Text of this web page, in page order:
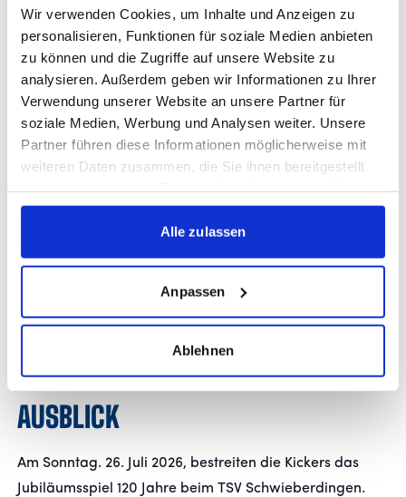
Wir verwenden Cookies, um Inhalte und Anzeigen zu
personalisieren, Funktionen für soziale Medien anbieten
zu können und die Zugriffe auf unsere Website zu
analysieren. Außerdem geben wir Informationen zu Ihrer
Verwendung unserer Website an unsere Partner für
soziale Medien, Werbung und Analysen weiter. Unsere
Partner führen diese Informationen möglicherweise mit
weiteren Daten zusammen, die Sie ihnen bereitgestellt
gesammelt haben.
Alle zulassen
Anpassen
Ablehnen
kein Beinbruch. Wichtig war, heute nochmal alle Junge
soweit es ging zum Einsatz zu bringen. Und nochmal
wichtige Schlüsse aus diesem Spiel zu ziehen.“
AUFSTELLUNG
Stuttgarter Kickers 1. Halbzeit:
Frauendorf, Schwab, Trslic, Udogu, Bozic, Mauersberger
Stuttgarter Kickers 2. Halbzeit:
Dornebusch – Zukaj (60. Vogel), Fisher (60. Blank),
Glessing (74. Unsöld), Zaiser, Frauendorf (74. Schembri),
Fundel, Trslic (74. Kiefer), Udogu (60. Meister), Stojak,
AUSBLICK
Am Sonntag. 26. Juli 2026, bestreiten die Kickers das
Jubiläumsspiel 120 Jahre beim TSV Schwieberdingen.